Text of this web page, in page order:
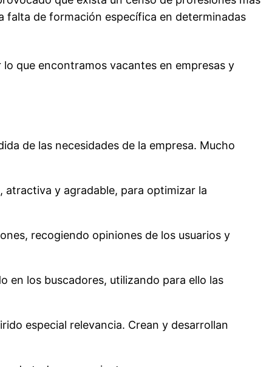
falta de formación específica en determinadas
que encontramos vacantes en empresas y
de las necesidades de la empresa. Mucho
atractiva y agradable, para optimizar la
recogiendo opiniones de los usuarios y
en los buscadores, utilizando para ello las
especial relevancia. Crean y desarrollan